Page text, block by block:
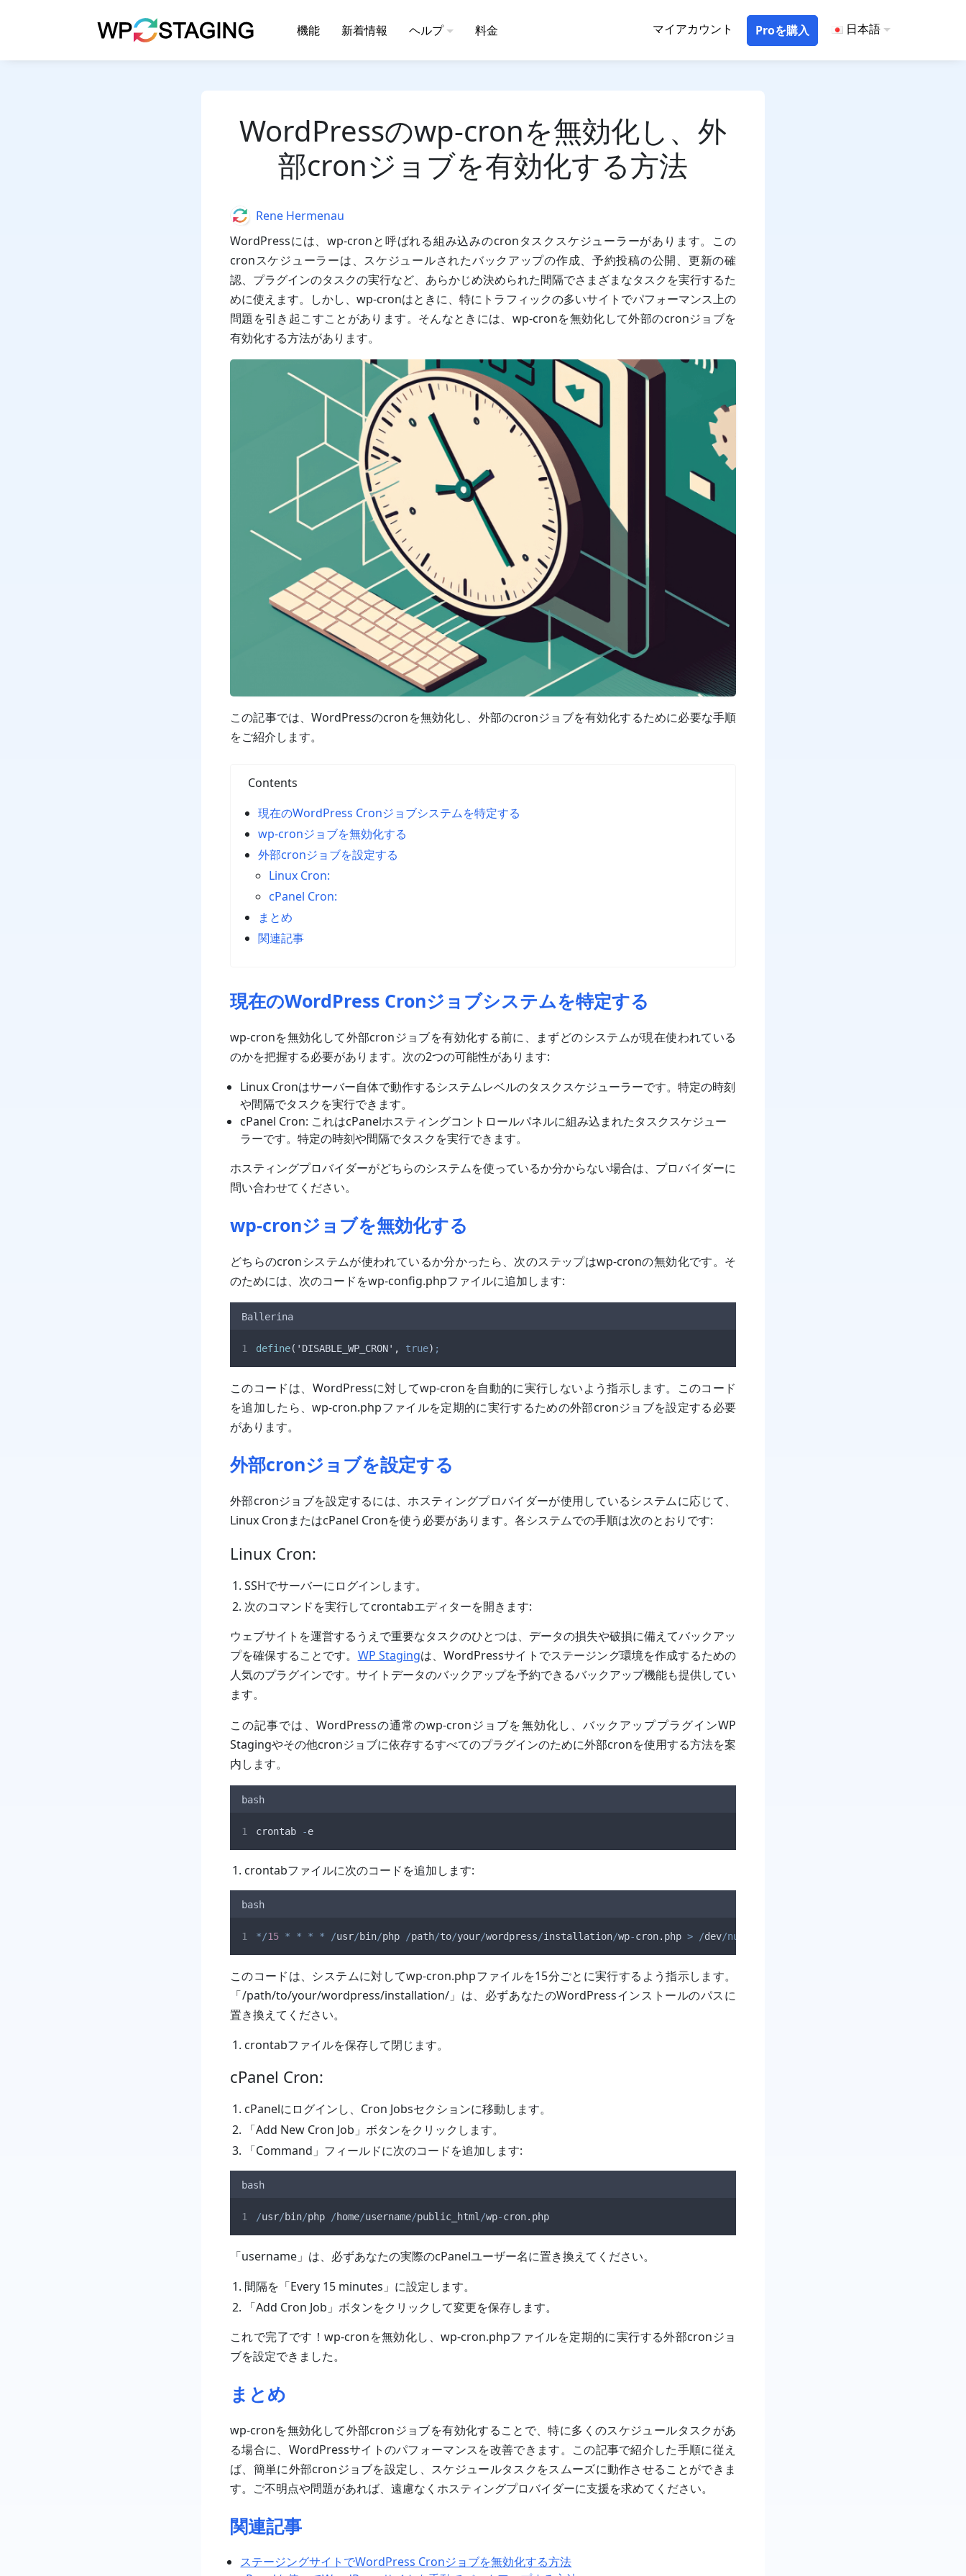
機能 新着情報 ヘルプ 料金 マイアカウント Proを購入 日本語
WordPressのwp-cronを無効化し、外
部cronジョブを有効化する方法
WordPressには、wp-cronと呼ばれる組み込みのcronタスクスケジューラーがあります。この
cronスケジューラーは、スケジュールされたバックアップの作成、予約投稿の公開、更新の確
認、プラグインのタスクの実行など、あらかじめ決められた間隔でさまざまなタスクを実行するた
めに使えます。しかし、wp-cronはときに、特にトラフィックの多いサイトでパフォーマンス上の
問題を引き起こすことがあります。そんなときには、wp-cronを無効化して外部のcronジョブを
有効化する方法があります。
この記事では、WordPressのcronを無効化し、外部のcronジョブを有効化するために必要な手順
をご紹介します。
Contents
現在のWordPress Cronジョブシステムを特定する
wp-cronジョブを無効化する
外部cronジョブを設定する
Linux Cron:
cPanel Cron:
まとめ
関連記事
現在のWordPress Cronジョブシステムを特定する
wp-cronを無効化して外部cronジョブを有効化する前に、まずどのシステムが現在使われている
のかを把握する必要があります。次の2つの可能性があります:
Linux Cronはサーバー自体で動作するシステムレベルのタスクスケジューラーです。特定の時刻
や間隔でタスクを実行できます。
cPanel Cron: これはcPanelホスティングコントロールパネルに組み込まれたタスクスケジュー
ラーです。特定の時刻や間隔でタスクを実行できます。
ホスティングプロバイダーがどちらのシステムを使っているか分からない場合は、プロバイダーに
問い合わせてください。
wp-cronジョブを無効化する
どちらのcronシステムが使われているか分かったら、次のステップはwp-cronの無効化です。そ
のためには、次のコードをwp-config.phpファイルに追加します:
Ballerina
define( 'DISABLE_WP_CRON' , true) ;
このコードは、WordPressに対してwp-cronを自動的に実行しないよう指示します。このコード
を追加したら、wp-cron.phpファイルを定期的に実行するための外部cronジョブを設定する必要
があります。
外部cronジョブを設定する
外部cronジョブを設定するには、ホスティングプロバイダーが使用しているシステムに応じて、
Linux CronまたはcPanel Cronを使う必要があります。各システムでの手順は次のとおりです:
Linux Cron:
SSHでサーバーにログインします。
次のコマンドを実行してcrontabエディターを開きます:
ウェブサイトを運営するうえで重要なタスクのひとつは、データの損失や破損に備えてバックアッ
プを確保することです。 WP Stagingは、WordPressサイトでステージング環境を作成するための
人気のプラグインです。サイトデータのバックアップを予約できるバックアップ機能も提供してい
ます。
この記事では、WordPressの通常のwp-cronジョブを無効化し、バックアッププラグインWP
Stagingやその他cronジョブに依存するすべてのプラグインのために外部cronを使用する方法を案
内します。
bash
crontab -e
crontabファイルに次のコードを追加します:
bash
*/15 * * * * /usr/bin/php /path/to/your/wordpress/installation/wp-cron. php > /dev/null
このコードは、システムに対してwp-cron.phpファイルを15分ごとに実行するよう指示します。
「/path/to/your/wordpress/installation/」は、必ずあなたのWordPressインストールのパスに
置き換えてください。
crontabファイルを保存して閉じます。
cPanel Cron:
cPanelにログインし、Cron Jobsセクションに移動します。
「Add New Cron Job」ボタンをクリックします。
「Command」フィールドに次のコードを追加します:
bash
/usr/bin/php /home/username/public_html/wp-cron. php
「username」は、必ずあなたの実際のcPanelユーザー名に置き換えてください。
間隔を「Every 15 minutes」に設定します。
「Add Cron Job」ボタンをクリックして変更を保存します。
これで完了です！wp-cronを無効化し、wp-cron.phpファイルを定期的に実行する外部cronジョ
ブを設定できました。
まとめ
wp-cronを無効化して外部cronジョブを有効化することで、特に多くのスケジュールタスクがあ
る場合に、WordPressサイトのパフォーマンスを改善できます。この記事で紹介した手順に従え
ば、簡単に外部cronジョブを設定し、スケジュールタスクをスムーズに動作させることができま
す。ご不明点や問題があれば、遠慮なくホスティングプロバイダーに支援を求めてください。
関連記事
ステージングサイトでWordPress Cronジョブを無効化する方法
AuthorRene Hermenau